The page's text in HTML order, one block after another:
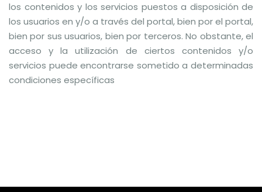
los contenidos y los servicios puestos a disposición de
los usuarios en y/o a través del portal, bien por el portal,
bien por sus usuarios, bien por terceros. No obstante, el
acceso y la utilización de ciertos contenidos y/o
servicios puede encontrarse sometido a determinadas
condiciones específicas